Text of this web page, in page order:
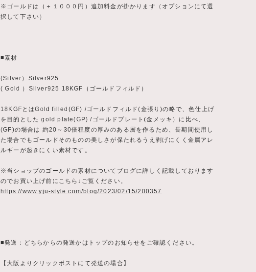
※ゴールドは（＋１０００円）追加料金が掛かります（オプションにて選
択して下さい）
■素材
(Silver）Silver925
( Gold ）Silver925 18KGF（ゴールドフィルド）
18KGFとはGold filled(GF) /ゴールドフィルド(金張り)の略で、色仕上げ
を目的とした gold plate(GP) /ゴールドプレート(金メッキ）に比べ、
(GF)の場合は 約20～30倍程度の厚みのある層を作るため、長期間使用し
た場合でもゴールドそのものの美しさが保たれるうえ剥げにくく金属アレ
ルギーが起きにくい素材です。
※当ショップのゴールドの素材についてブログに詳しく記載しております
のでお買い上げ前にこちら↓ご覧ください。
https://www.yju-style.com/blog/2023/02/15/200357
■発送：どちらからの発送かはトップのお知らせをご確認ください。
【大阪よりクリックポストにて発送の場合】